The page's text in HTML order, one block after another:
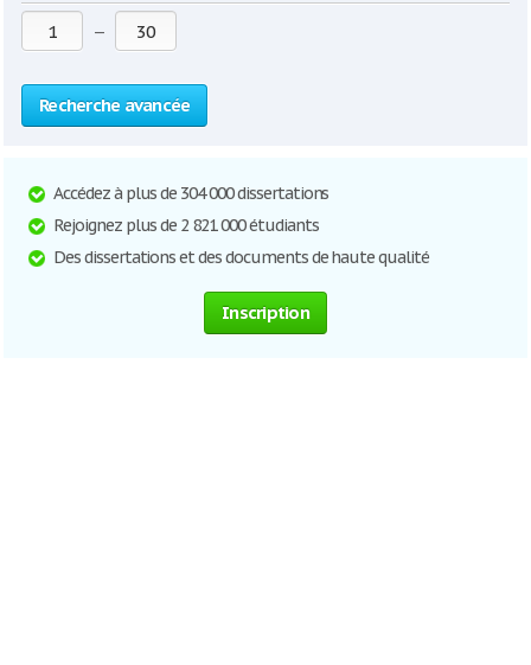
—
Recherche avancée
Accédez à plus de 304 000 dissertations
Rejoignez plus de 2 821 000 étudiants
Des dissertations et des documents de haute qualité
Inscription